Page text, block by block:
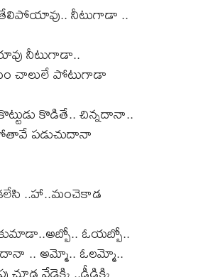
నీటుగాడా ..
నీటుగాడా..
చాలులే పోటుగాడా
కొడితే.. చిన్నదానా..
పడుచుదానా
..హా..మంచెకాడ
ఓయబ్బో..
.. అమ్మో.. ఓలమ్మో..